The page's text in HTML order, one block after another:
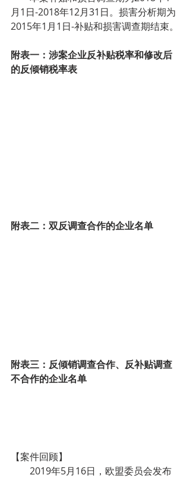
月1日-2018年12月31日。损害分析期为
2015年1月1日-补贴和损害调查期结束。
附表一：涉案企业反补贴税率和修改后
的反倾销税率表
附表二：双反调查合作的企业名单
附表三：反倾销调查合作、反补贴调查
不合作的企业名单
【案件回顾】